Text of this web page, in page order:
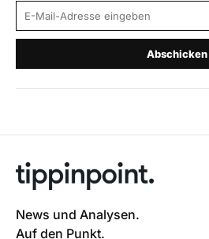
E-Mail-Adresse
Abschicken
News und Analysen.
Auf den Punkt.